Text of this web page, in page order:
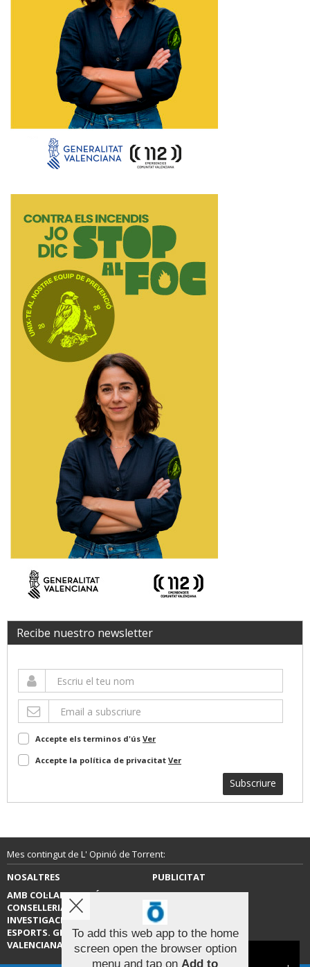
Recibe nuestro newsletter
Accepte els terminos d'ús Ver
Accepte la política de privacitat Ver
Subscriure
Mes contingut de L' Opinió de Torrent:
NOSALTRES
PUBLICITAT
AMB COL·LABORACIÓ DE LA
CONSELLERIA D’EDUCACIÓ,
INVESTIGACIÓ, CULTURA I
ESPORTS. GENERALITAT
VALENCIANA.
CONTACTE
To add this web app to the home
screen open the browser option
menu and tap on Add to
Aviso sobre el Uso de cookies: